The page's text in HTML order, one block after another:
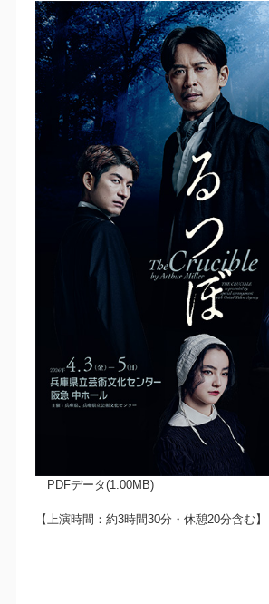
PDFデータ(1.00MB)
【上演時間：約3時間30分・休憩20分含む】